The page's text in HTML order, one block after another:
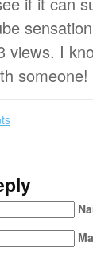
views. I
someone!